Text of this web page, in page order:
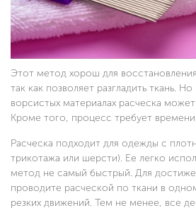
Этот метод хорош для
так как позволяет разгладить ткань.
ворсистых материалах расческа может
Кроме того, процесс требует
Расческа подходит для одежды с
трикотажа или шерсти). Ее легко
метод не самый быстрый. Для
проводите расческой по ткани в
резких движений. Тем не менее, все